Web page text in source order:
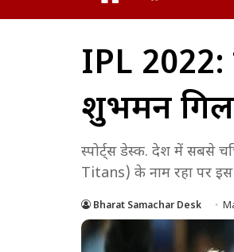
IPL 2022:
शुभमन गिल
स्पोर्ट्स डेस्क. देश में सबसे
Titans) के नाम रहा पर
Bharat Samachar Desk